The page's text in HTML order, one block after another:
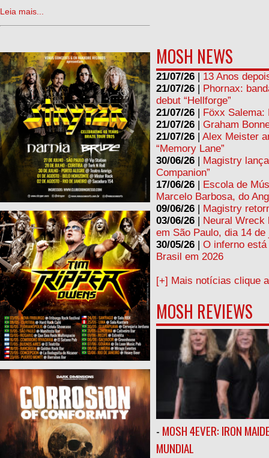
Leia mais...
MOSH NEWS
21/07/26
13 Anos
21/07/26
Phornax:
debut “Hellforge”
21/07/26
Föxx Salema:
21/07/26
Graham
21/07/26
Alex Meister
“Memory Lane”
30/06/26
Magistry
Companion”
17/06/26
Escola de
Marcelo Barbosa, do
09/06/26
Magistry
03/06/26
Neural Wreck
em São Paulo, dia 14 de
30/05/26
O inferno
Brasil em 2026
[+] Mais notícias clique
MOSH REVIEWS
- MOSH 4EVER: IRON
MUNDIAL